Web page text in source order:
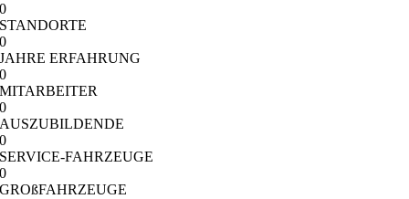
0
STANDORTE
0
JAHRE ERFAHRUNG
0
MITARBEITER
0
AUSZUBILDENDE
0
SERVICE-FAHRZEUGE
0
GROßFAHRZEUGE